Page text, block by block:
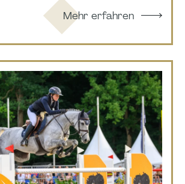
Mehr erfahren